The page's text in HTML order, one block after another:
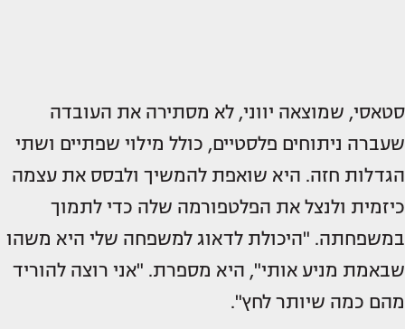
סטאסי, שמוצאה יווני, לא מסתירה את העובדה
שעברה ניתוחים פלסטיים, כולל מילוי שפתיים ושתי
הגדלות חזה. היא שואפת להמשיך ולבסס את עצמה
כיזמית ולנצל את הפלטפורמה שלה כדי לתמוך
במשפחתה. "היכולת לדאוג למשפחה שלי היא משהו
שבאמת מניע אותי", היא מספרת. "אני רוצה להוריד
מהם כמה שיותר לחץ".